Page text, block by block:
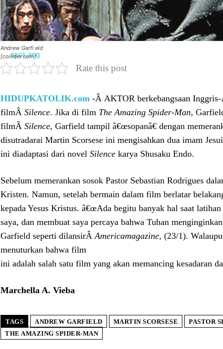
Andrew Garfi eld
[collider.com]
Rate this post
HIDUPKATOLIK.com -Â AKTOR berkebangsaan
filmÂ Silence. Jika di film The Amazing Spider-Man,
filmÂ Silence, Garfield tampil â€œsopanâ€ dengan
disutradarai Martin Scorsese ini mengisahkan dua imam
ini diadaptasi dari novel Silence karya Shusaku Endo.
Sebelum memerankan sosok Pastor Sebastian Rodrigues
Kristen. Namun, setelah bermain dalam film berlatar
kepada Yesus Kristus. â€œAda begitu banyak hal saat
saya, dan membuat saya percaya bahwa Tuhan
Garfield seperti dilansirÂAmericamagazine, (23/1).
menuturkan bahwa film
ini adalah salah satu film yang akan memancing kesadaran
Marchella A. Vieba
TAGS ANDREW GARFIELD MARTIN SCORSESE PASTOR
THE AMAZING SPIDER-MAN